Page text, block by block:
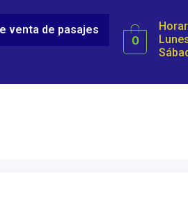
venta de pasajes
0